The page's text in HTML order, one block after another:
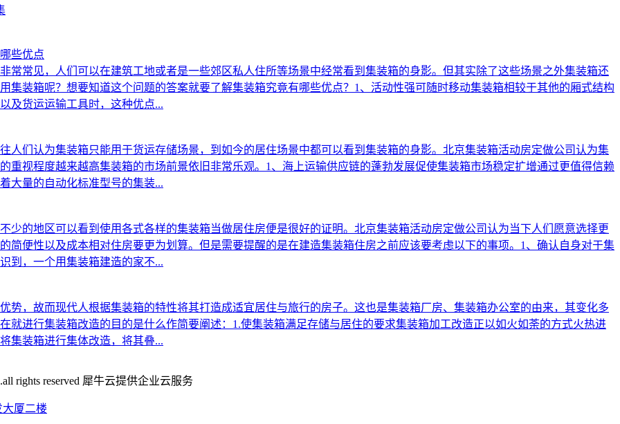
些优点
常常见，人们可以在建筑工地或者是一些郊区私人住所等场景中经常看到集装箱的身影。但其实除了这些场景之外集装箱还
集装箱呢？想要知道这个问题的答案就要了解集装箱究竟有哪些优点？1、活动性强可随时移动集装箱相较于其他的厢式结构
及货运运输工具时，这种优点...
人们认为集装箱只能用于货运存储场景，到如今的居住场景中都可以看到集装箱的身影。北京集装箱活动房定做公司认为集
重视程度越来越高集装箱的市场前景依旧非常乐观。1、海上运输供应链的蓬勃发展促使集装箱市场稳定扩增通过更值得信赖
大量的自动化标准型号的集装...
少的地区可以看到使用各式各样的集装箱当做居住房便是很好的证明。北京集装箱活动房定做公司认为当下人们愿意选择更
简便性以及成本相对住房要更为划算。但是需要提醒的是在建造集装箱住房之前应该要考虑以下的事项。1、确认自身对于集
到，一个用集装箱建造的家不...
势，故而现代人根据集装箱的特性将其打造成适宜居住与旅行的房子。这也是集装箱厂房、集装箱办公室的由来，其变化多
就进行集装箱改造的目的是什么作简要阐述：1.使集装箱满足存储与居住的要求集装箱加工改造正以如火如荼的方式火热进
集装箱进行集体改造，将其叠...
rights reserved 犀牛云提供企业云服务
大厦二楼